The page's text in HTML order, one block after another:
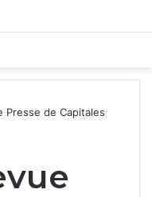
Presse de Capitales